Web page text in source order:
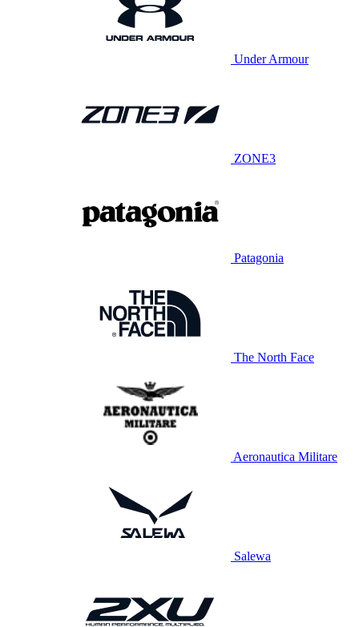
Under Armour
ZONE3
Patagonia
The North Face
Aeronautica Militare
Salewa